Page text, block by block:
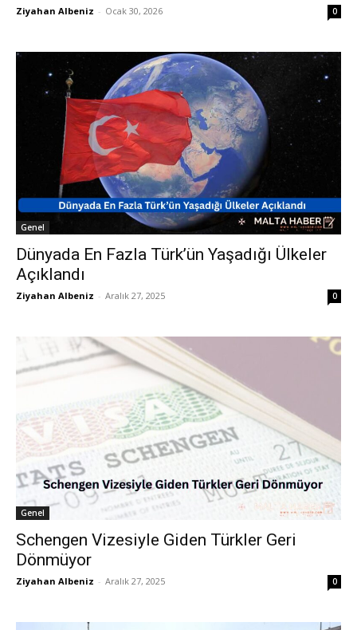
Ziyahan Albeniz - Ocak 30, 2026 0
Genel
Dünyada En Fazla Türk’ün Yaşadığı Ülkeler
Açıklandı
Ziyahan Albeniz - Aralık 27, 2025 0
Genel
Schengen Vizesiyle Giden Türkler Geri
Dönmüyor
Ziyahan Albeniz - Aralık 27, 2025 0